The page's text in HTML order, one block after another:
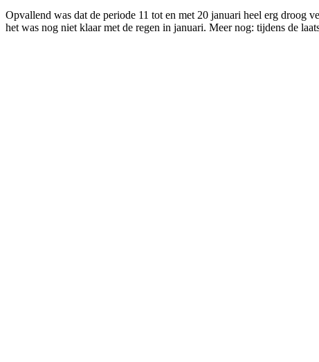
Opvallend was dat de periode 11 tot en met 20 januari heel erg droog
het was nog niet klaar met de regen in januari. Meer nog: tijdens de